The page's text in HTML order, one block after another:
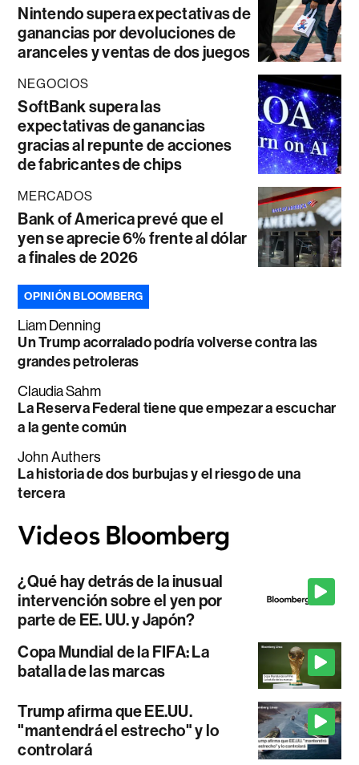
Nintendo supera expectativas de
ganancias por devoluciones de
aranceles y ventas de dos juegos
NEGOCIOS
SoftBank supera las
expectativas de ganancias
gracias al repunte de acciones
de fabricantes de chips
MERCADOS
Bank of America prevé que el
yen se aprecie 6% frente al dólar
a finales de 2026
OPINIÓN BLOOMBERG
Liam Denning
Un Trump acorralado podría volverse contra las
grandes petroleras
Claudia Sahm
La Reserva Federal tiene que empezar a escuchar
a la gente común
John Authers
La historia de dos burbujas y el riesgo de una
tercera
¿Qué hay detrás de la inusual
intervención sobre el yen por
parte de EE. UU. y Japón?
Copa Mundial de la FIFA: La
batalla de las marcas
Trump afirma que EE.UU.
"mantendrá el estrecho" y lo
controlará